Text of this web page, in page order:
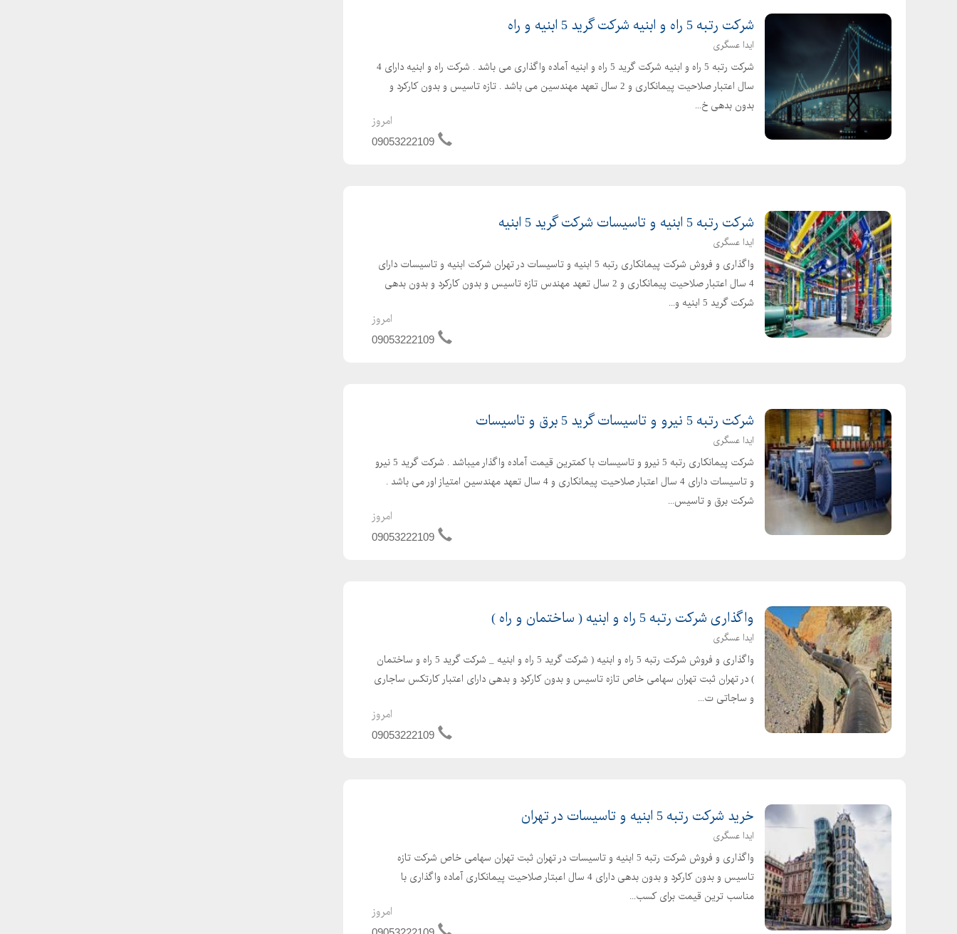
شرکت رتبه 5 راه و ابنیه شرکت گرید 5 ابنیه و راه
ایدا عسگری
شرکت رتبه 5 راه و ابنیه شرکت گرید 5 راه و ابنیه آماده واگذاری می باشد . شرکت راه و ابنیه دارای 4
سال اعتبار صلاحیت پیمانکاری و 2 سال تعهد مهندسین می باشد . تازه تاسیس و بدون کارکرد و
بدون بدهی خ...
امروز
09053222109
شرکت رتبه 5 ابنیه و تاسیسات شرکت گرید 5 ابنیه
ایدا عسگری
واگذاری و فروش شرکت پیمانکاری رتبه 5 ابنیه و تاسیسات در تهران شرکت ابنیه و تاسیسات دارای
4 سال اعتبار صلاحیت پیمانکاری و 2 سال تعهد مهندس تازه تاسیس و بدون کارکرد و بدون بدهی
شرکت گرید 5 ابنیه و...
امروز
09053222109
شرکت رتبه 5 نیرو و تاسیسات گرید 5 برق و تاسیسات
ایدا عسگری
شرکت پیمانکاری رتبه 5 نیرو و تاسیسات با کمترین قیمت آماده واگذار میباشد . شرکت گرید 5 نیرو
و تاسیسات دارای 4 سال اعتبار صلاحیت پیمانکاری و 4 سال تعهد مهندسین امتیاز اور می باشد .
شرکت برق و تاسیس...
امروز
09053222109
واگذاری شرکت رتبه 5 راه و ابنیه ( ساختمان و راه )
ایدا عسگری
واگذاری و فروش شرکت رتبه 5 راه و ابنیه ( شرکت گرید 5 راه و ابنیه _ شرکت گرید 5 راه و ساختمان
) در تهران ثبت تهران سهامی خاص تازه تاسیس و بدون کارکرد و بدهی دارای اعتبار کارتکس ساجاری
و ساجاتی ت...
امروز
09053222109
خرید شرکت رتبه 5 ابنیه و تاسیسات در تهران
ایدا عسگری
واگذاری و فروش شرکت رتبه 5 ابنیه و تاسیسات در تهران ثبت تهران سهامی خاص شرکت تازه
تاسیس و بدون کارکرد و بدون بدهی دارای 4 سال اعبتار صلاحیت پیمانکاری آماده واگذاری با
مناسب ترین قیمت برای کسب...
امروز